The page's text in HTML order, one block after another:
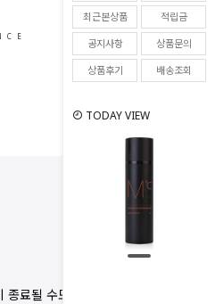
최근본상품
적립금
공지사항
상품문의
상품후기
배송조회
TODAY VIEW
료될 수도 있습니다.